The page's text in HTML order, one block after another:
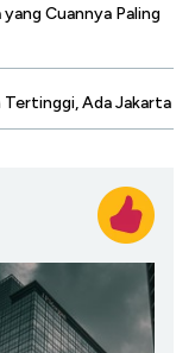
Cuannya Paling
Ada Jakarta